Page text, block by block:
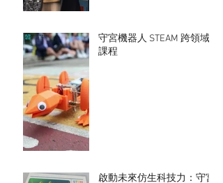
守宮機器人 STEAM 跨領域
課程
啟動未來仿生科技力：守宮